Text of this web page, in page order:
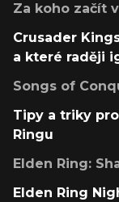
Za koho začít
Crusader
a které raději
Songs of
Tipy a triky
Ringu
Elden Ring:
Elden Ring